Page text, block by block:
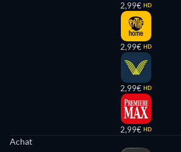
2,99€ HD
2,99€ HD
2,99€ HD
2,99€ HD
Achat